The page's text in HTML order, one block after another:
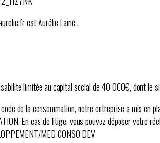
est Aurélie Lainé .
limitée au capital social de 40 000€, dont le
de la consommation, notre entreprise a mis en
En cas de litige, vous pouvez déposer votre
MED CONSO DEV